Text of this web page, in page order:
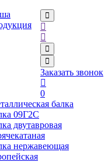
Заказать звонок
0
балка
09Г2С
двутавровая
нержавеющая